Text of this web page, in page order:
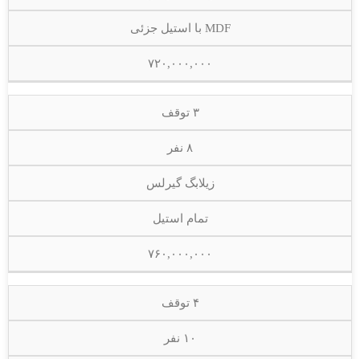
MDF با استیل جزئی
۷۲۰,۰۰۰,۰۰۰
۳ توقف
۸ نفر
زیلابگ گیرلس
تمام استیل
۷۶۰,۰۰۰,۰۰۰
۴ توقف
۱۰ نفر